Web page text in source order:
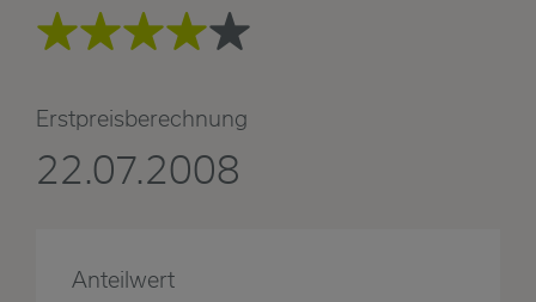
Erstpreisberechnung
22.07.2008
Anteilwert